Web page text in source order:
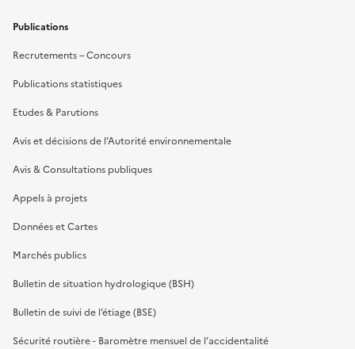
Publications
Recrutements – Concours
Publications statistiques
Etudes & Parutions
Avis et décisions de l’Autorité environnementale
Avis & Consultations publiques
Appels à projets
Données et Cartes
Marchés publics
Bulletin de situation hydrologique (BSH)
Bulletin de suivi de l’étiage (BSE)
Sécurité routière - Baromètre mensuel de l’accidentalité